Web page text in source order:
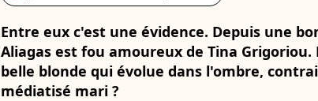
Entre eux c'est une évidence. Depuis une
Aliagas est fou amoureux de Tina
belle blonde qui évolue dans l'ombre,
médiatisé mari ?